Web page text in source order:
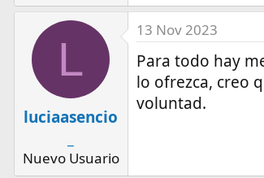
c
i
o
L
luciaasencio
Nuevo Usuario
13 Nov 2023
Para todo hay
lo ofrezca, creo
voluntad.